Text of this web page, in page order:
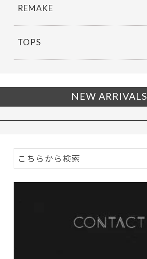
REMAKE
TOPS
NEW ARRIVALS